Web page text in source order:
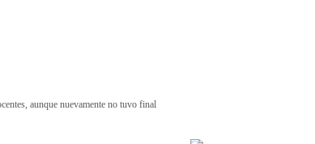
aunque nuevamente no tuvo final